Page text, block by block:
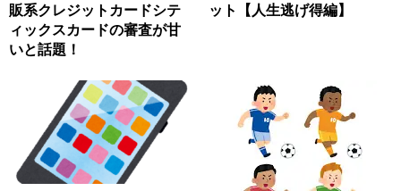
販系クレジットカードシテ
ィックスカードの審査が甘
いと話題！
ット【人生逃げ得編】